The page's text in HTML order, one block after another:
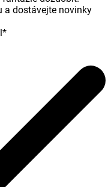
a dostávejte novinky
*